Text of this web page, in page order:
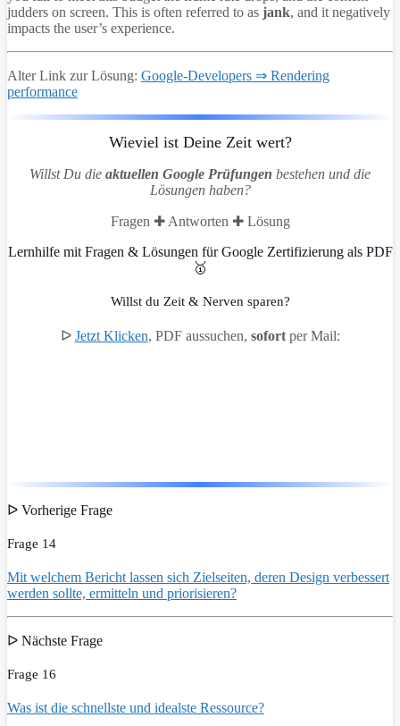
judders on screen. This is often referred to as jank, and it negatively
impacts the user’s experience.
Alter Link zur Lösung: Google-Developers ⇒ Rendering
performance
Wieviel ist Deine Zeit wert?
Willst Du die aktuellen Google Prüfungen bestehen und die
Lösungen haben?
Fragen ✚ Antworten ✚ Lösung
Lernhilfe mit Fragen & Lösungen für Google Zertifizierung als PDF
🥇
Willst du Zeit & Nerven sparen?
ᐅ Jetzt Klicken, PDF aussuchen, sofortper Mail:
ᐅ Vorherige Frage
Frage 14
Mit welchem Bericht lassen sich Zielseiten, deren Design verbessert
werden sollte, ermitteln und priorisieren?
ᐅ Nächste Frage
Frage 16
Was ist die schnellste und idealste Ressource?